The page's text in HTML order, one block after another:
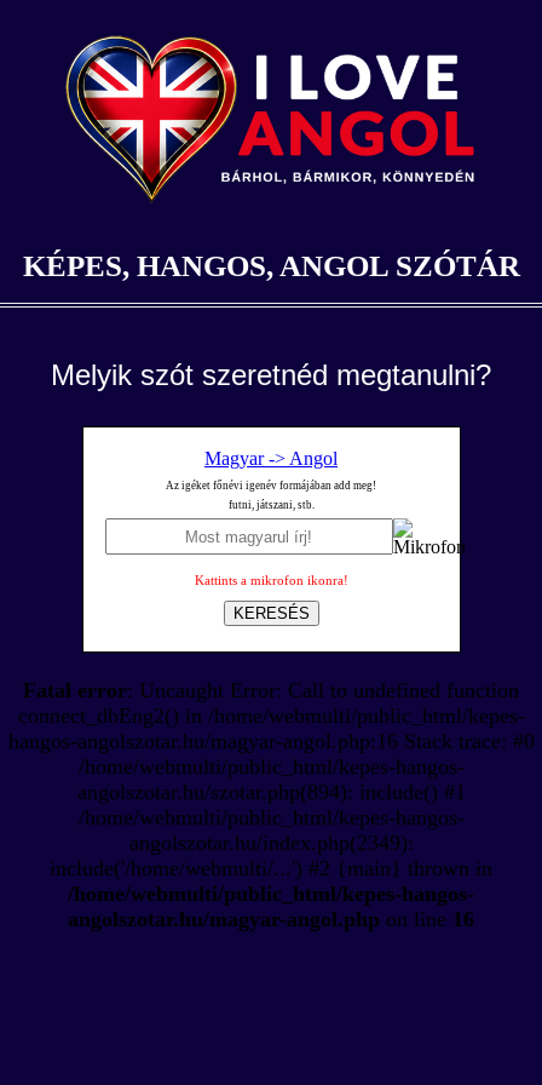
KÉPES, HANGOS, ANGOL SZÓTÁR
Melyik szót szeretnéd megtanulni?
Magyar -> Angol
Az igéket főnévi igenév formájában add meg!
futni, játszani, stb.
Kattints a mikrofon ikonra!
KERESÉS
Fatal error: Uncaught Error: Call to undefined function
connect_dbEng2() in /home/webmulti/public_html/kepes-
hangos-angolszotar.hu/magyar-angol.php:16 Stack trace: #0
/home/webmulti/public_html/kepes-hangos-
angolszotar.hu/szotar.php(894): include() #1
/home/webmulti/public_html/kepes-hangos-
angolszotar.hu/index.php(2349):
include('/home/webmulti/...') #2 {main} thrown in
/home/webmulti/public_html/kepes-hangos-
angolszotar.hu/magyar-angol.php on line 16